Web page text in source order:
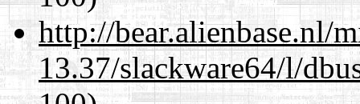
http://bear.alienbase.nl/
13.37/slackware64/l/